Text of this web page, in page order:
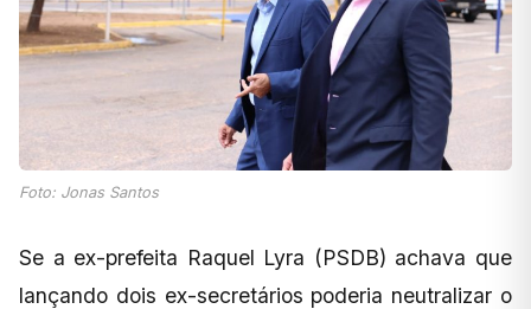
Foto: Jonas Santos
Se a ex-prefeita Raquel Lyra (PSDB) achava que
lançando dois ex-secretários poderia neutralizar o